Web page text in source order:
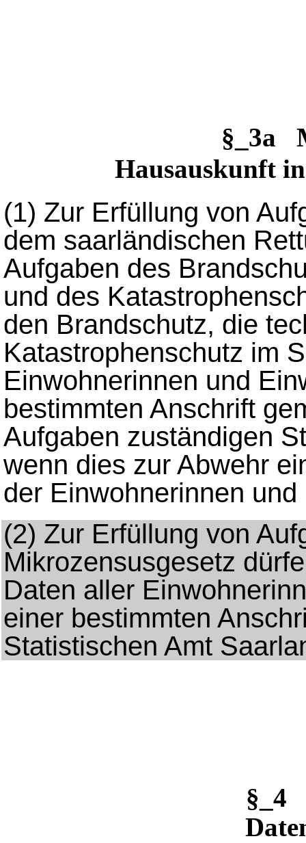
§_3a
Hausauskunft
(1) Zur Erfüllung von
dem saarländischen
Aufgaben des
und des
den Brandschutz, die
Katastrophenschutz im
Einwohnerinnen und
bestimmten Anschrift
Aufgaben zuständigen
wenn dies zur Abwehr
der Einwohnerinnen
(2) Zur Erfüllung von
Mikrozensusgesetz
Daten aller
einer bestimmten
Statistischen Amt
§_4